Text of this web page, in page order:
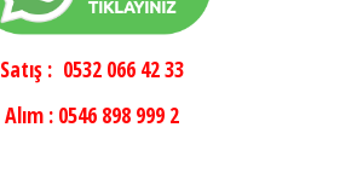
Satış : 0532 066 42 33
Alım : 0546 898 999 2